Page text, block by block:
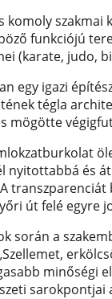
szakmai
funkciójú
(karate, judo,
egy igazi
tégla
mögötte
és
út felé egyre
során a
minőségi